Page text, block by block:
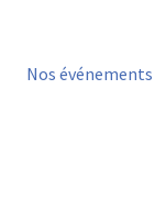
Nos événements